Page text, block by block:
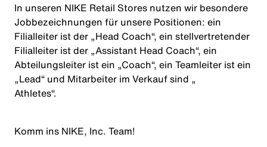
In unseren NIKE Retail Stores nutzen wir besondere
Jobbezeichnungen für unsere Positionen: ein
Filialleiter ist der „Head Coach“, ein stellvertretender
Filialleiter ist der „Assistant Head Coach“, ein
Abteilungsleiter ist ein „Coach“, ein Teamleiter ist ein
„Lead“ und Mitarbeiter im Verkauf sind „
Athletes“.
Komm ins NIKE, Inc. Team!